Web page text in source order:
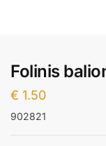
Folinis
€ 1.50
902821